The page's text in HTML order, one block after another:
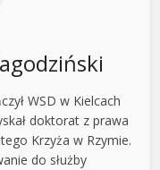
WSD w Kielcach
doktorat z prawa
Krzyża w Rzymie.
do służby